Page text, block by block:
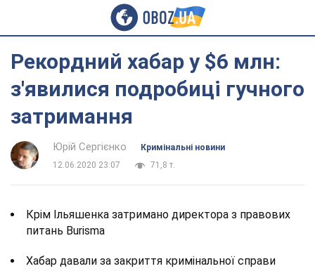
Рекордний хабар у $6 млн:
з'явилися подробиці гучного
затримання
Юрій Сергієнко
Кримінальні новини
12.06.2020 23:07
71,8 т.
Крім Ільяшенка затримано директора з правових
питань Burisma
Хабар давали за закриття кримінальної справи